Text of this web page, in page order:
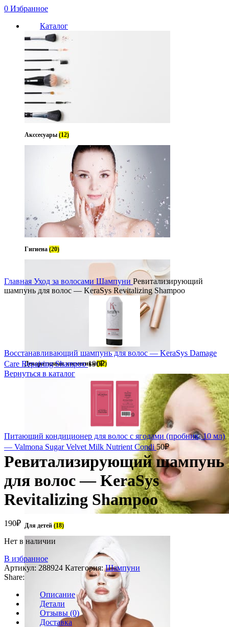
0 Избранное
Каталог
Акссесуары (12)
Гигиена (20)
Декоративная косметика(92)
Для детей (18)
Главная Уход за волосами Шампуни Ревитализирующий
шампунь для волос — KeraSys Revitalizing Shampoo
Восстанавливающий шампунь для волос — KeraSys Damage
Care Repairing Shampoo190₽
Вернуться в каталог
Питающий кондиционер для волос с ягодами (пробник, 10 мл)
— Valmona Sugar Velvet Milk Nutrient Condi50₽
Ревитализирующий шампунь
для волос — KeraSys
Revitalizing Shampoo
190₽
Нет в наличии
В избранное
Артикул: 288924 Категория: Шампуни
Share:
Описание
Детали
Отзывы (0)
Доставка